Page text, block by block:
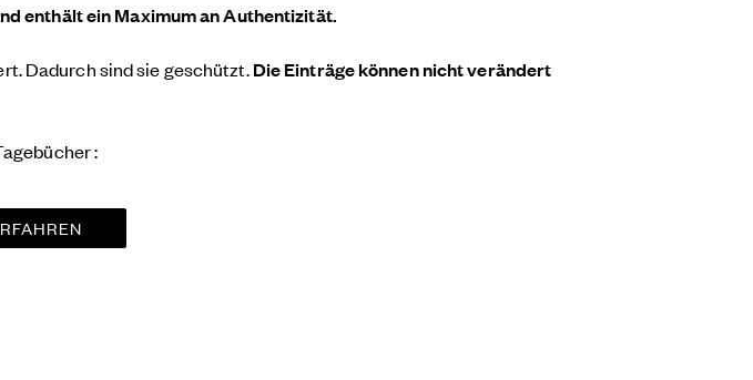
enthält ein Maximum an Authentizität.
Dadurch sind sie geschützt.Die Einträge können nicht verändert
: